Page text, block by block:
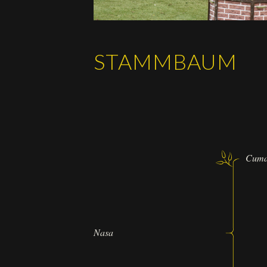
STAMMBAUM
Nasa